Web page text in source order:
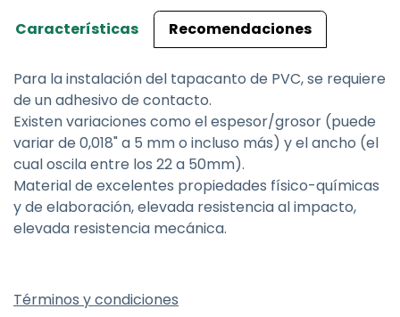
Características Recomendaciones
Para la instalación del tapacanto de PVC, se requiere
de un adhesivo de contacto.
Existen variaciones como el espesor/grosor (puede
variar de 0,018" a 5 mm o incluso más) y el ancho (el
cual oscila entre los 22 a 50mm).
Material de excelentes propiedades físico-químicas
y de elaboración, elevada resistencia al impacto,
elevada resistencia mecánica.
Términos y condiciones